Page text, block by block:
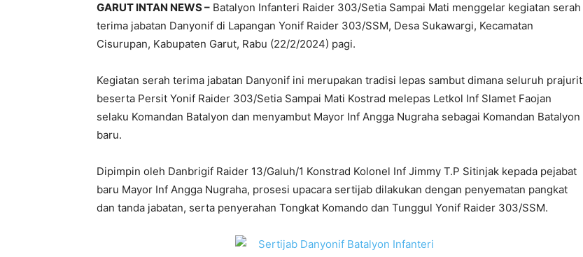
GARUT INTAN NEWS – Batalyon Infanteri Raider 303/Setia Sampai Mati menggelar kegiatan serah
terima jabatan Danyonif di Lapangan Yonif Raider 303/SSM, Desa Sukawargi, Kecamatan
Cisurupan, Kabupaten Garut, Rabu (22/2/2024) pagi.
Kegiatan serah terima jabatan Danyonif ini merupakan tradisi lepas sambut dimana seluruh prajurit
beserta Persit Yonif Raider 303/Setia Sampai Mati Kostrad melepas Letkol Inf Slamet Faojan
selaku Komandan Batalyon dan menyambut Mayor Inf Angga Nugraha sebagai Komandan Batalyon
baru.
Dipimpin oleh Danbrigif Raider 13/Galuh/1 Konstrad Kolonel Inf Jimmy T.P Sitinjak kepada pejabat
baru Mayor Inf Angga Nugraha, prosesi upacara sertijab dilakukan dengan penyematan pangkat
dan tanda jabatan, serta penyerahan Tongkat Komando dan Tunggul Yonif Raider 303/SSM.